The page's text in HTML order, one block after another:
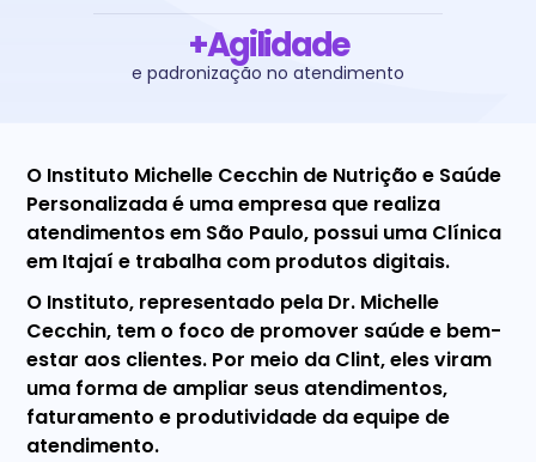
+Agilidade
e padronização no atendimento
O Instituto Michelle Cecchin de Nutrição e Saúde
Personalizada é uma empresa que realiza
atendimentos em São Paulo, possui uma Clínica
em Itajaí e trabalha com produtos digitais.
O Instituto, representado pela Dr. Michelle
Cecchin, tem o foco de promover saúde e bem-
estar aos clientes. Por meio da Clint, eles viram
uma forma de ampliar seus atendimentos,
faturamento e produtividade da equipe de
atendimento.